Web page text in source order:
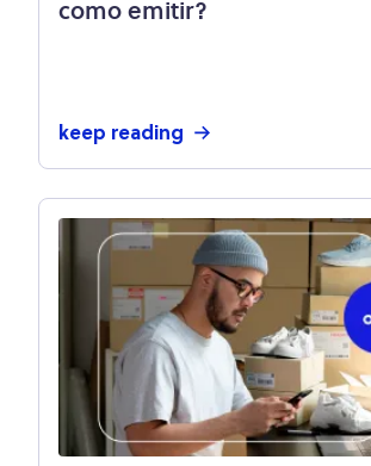
como emitir?
keep reading